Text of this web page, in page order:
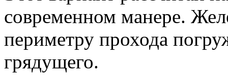
современном манере.
периметру прохода
грядущего.